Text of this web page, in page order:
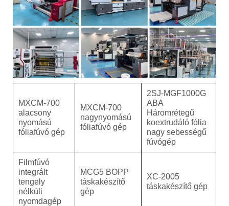
MXCM-700
alacsony
nyomású
fóliafúvó gép
MXCM-700
nagynyomású
fóliafúvó gép
2SJ-MGF1000G
ABA
Háromrétegű
koextrudáló fólia
nagy sebességű
fúvógép
Filmfúvó
integrált
tengely
nélküli
nyomdagép
MCG5 BOPP
táskakészítő
gép
XC-2005
táskakészítő gép